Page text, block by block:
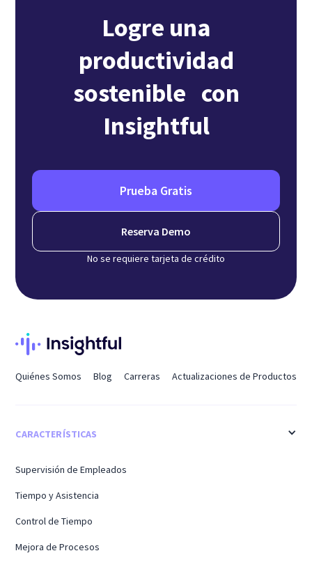
Logre una
productividad
sostenible con
Insightful
Prueba Gratis
Reserva Demo
No se requiere tarjeta de crédito
Quiénes Somos Blog Carreras Actualizaciones de Productos
CARACTERÍSTICAS
Supervisión de Empleados
Tiempo y Asistencia
Control de Tiempo
Mejora de Procesos